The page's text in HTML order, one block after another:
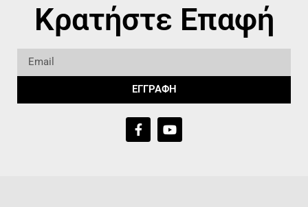
Κρατήστε Επαφή
ΕΓΓΡΑΦΗ